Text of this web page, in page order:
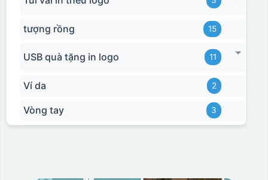
tượng rồng 15
USB quà tặng in logo 11
Ví da 2
Vòng tay 3